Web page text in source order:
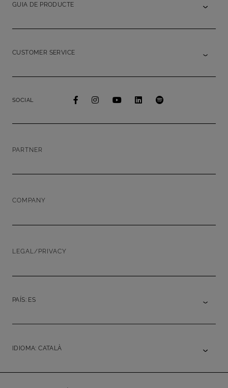
GUIA DE PRODUCTE
CUSTOMER SERVICE
SOCIAL
PARTNER
COMPANY
LEGAL/PRIVACY
PAÍS: ES
IDIOMA: CATALÀ